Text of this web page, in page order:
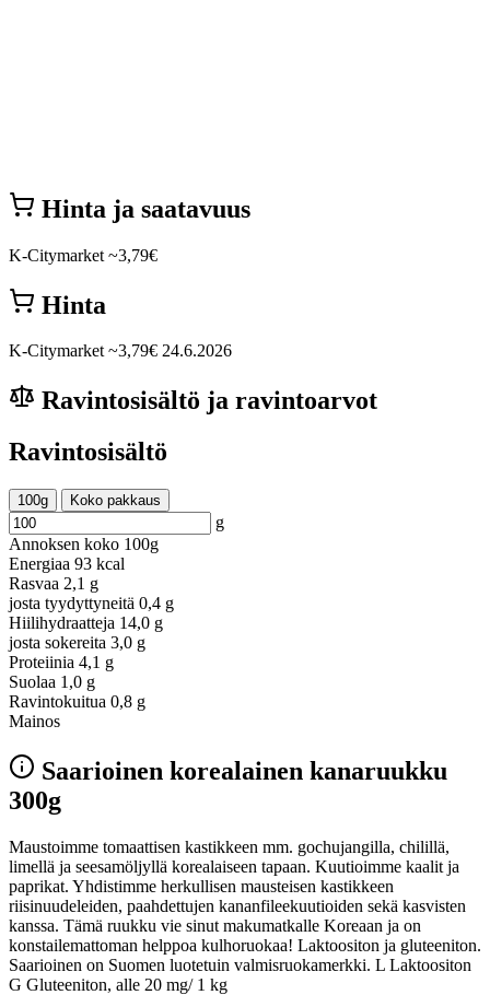
Hinta ja saatavuus
K-Citymarket ~3,79€
Hinta
K-Citymarket ~3,79€ 24.6.2026
Ravintosisältö ja ravintoarvot
Ravintosisältö
100g Koko pakkaus
g
Annoksen koko 100g
Energiaa 93 kcal
Rasvaa 2,1 g
josta tyydyttyneitä 0,4 g
Hiilihydraatteja 14,0 g
josta sokereita 3,0 g
Proteiinia 4,1 g
Suolaa 1,0 g
Ravintokuitua 0,8 g
Mainos
Saarioinen korealainen kanaruukku
300g
Maustoimme tomaattisen kastikkeen mm. gochujangilla, chilillä,
limellä ja seesamöljyllä korealaiseen tapaan. Kuutioimme kaalit ja
paprikat. Yhdistimme herkullisen mausteisen kastikkeen
riisinuudeleiden, paahdettujen kananfileekuutioiden sekä kasvisten
kanssa. Tämä ruukku vie sinut makumatkalle Koreaan ja on
konstailemattoman helppoa kulhoruokaa! Laktoositon ja gluteeniton.
Saarioinen on Suomen luotetuin valmisruokamerkki. L Laktoositon
G Gluteeniton, alle 20 mg/ 1 kg